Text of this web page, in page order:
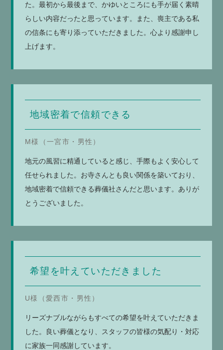
た。最初から最後まで、かゆいところにも手が届く素晴
らしい内容だったと思っています。また、喪主である私
の信条にも寄り添っていただきました。心より感謝申し
上げます。
地域密着で信頼できる
M様（一宮市・男性）
地元の風習に精通していると感じ、手際もよく安心して
任せられました。お寺さんとも良い関係を築いており、
地域密着で信頼できる葬儀社さんだと思います。ありが
とうございました。
希望を叶えていただきました
U様（愛西市・男性）
リーズナブルながらもすべての希望を叶えていただきま
した。良い葬儀となり、スタッフの皆様の気配り・対応
に家族一同感謝しています。